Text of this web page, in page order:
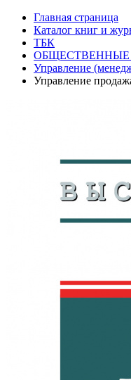
Главная страница
Каталог книг и
ТБК
Управление
Управление